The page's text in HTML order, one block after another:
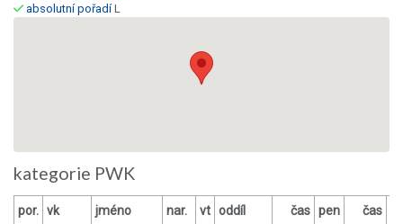
absolutní pořadíL
kategorie PWK
por. vk jméno nar. vt oddíl čas pen čas